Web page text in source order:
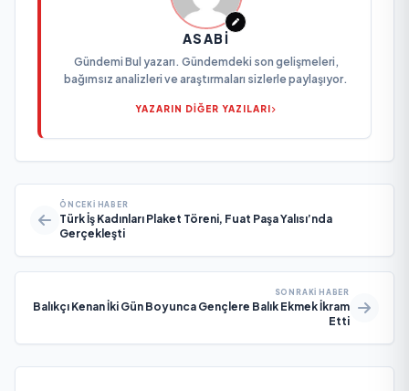
ASABI
Gündemi Bul yazarı. Gündemdeki son gelişmeleri,
bağımsız analizleri ve araştırmaları sizlerle paylaşıyor.
YAZARIN DİĞER YAZILARI
ÖNCEKI HABER
Türk İş Kadınları Plaket Töreni, Fuat Paşa Yalısı’nda
Gerçekleşti
SONRAKI HABER
Balıkçı Kenan İki Gün Boyunca Gençlere Balık Ekmek İkram
Etti